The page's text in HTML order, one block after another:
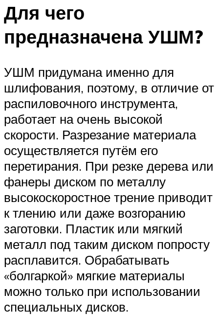
Для чего
предназначена УШМ?
УШМ придумана именно для
шлифования, поэтому, в отличие от
распиловочного инструмента,
работает на очень высокой
скорости. Разрезание материала
осуществляется путём его
перетирания. При резке дерева или
фанеры диском по металлу
высокоскоростное трение приводит
к тлению или даже возгоранию
заготовки. Пластик или мягкий
металл под таким диском попросту
расплавится. Обрабатывать
«болгаркой» мягкие материалы
можно только при использовании
специальных дисков.